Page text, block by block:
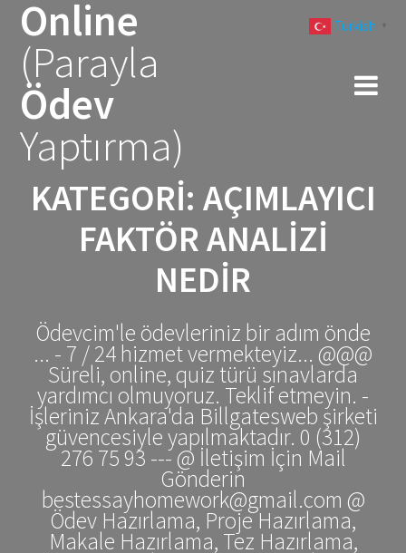
Online
(Parayla
Ödev
Yaptırma)
KATEGORI: AÇIMLAYICI
FAKTÖR ANALIZI
NEDIR
Ödevcim'le ödevleriniz bir adım önde
... - 7 / 24 hizmet vermekteyiz... @@@
Süreli, online, quiz türü sınavlarda
yardımcı olmuyoruz. Teklif etmeyin. -
İşleriniz Ankara'da Billgatesweb şirketi
güvencesiyle yapılmaktadır. 0 (312)
276 75 93 --- @ İletişim İçin Mail
Gönderin
bestessayhomework@gmail.com @
Ödev Hazırlama, Proje Hazırlama,
Makale Hazırlama, Tez Hazırlama,
Turkish ▼